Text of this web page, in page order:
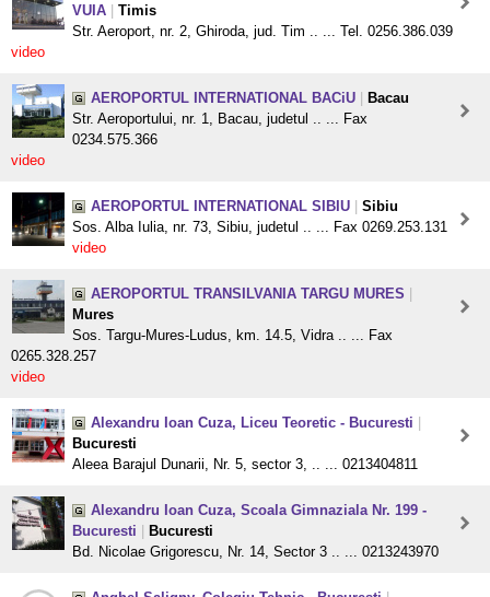
VUIA
Timis
Str. Aeroport, nr. 2, Ghiroda, jud. Tim .. ... Tel. 0256.386.039
video
AEROPORTUL INTERNATIONAL BACiU
Bacau
Str. Aeroportului, nr. 1, Bacau, judetul .. ... Fax
0234.575.366
video
AEROPORTUL INTERNATIONAL SIBIU
Sibiu
Sos. Alba Iulia, nr. 73, Sibiu, judetul .. ... Fax 0269.253.131
video
AEROPORTUL TRANSILVANIA TARGU MURES
Mures
Sos. Targu-Mures-Ludus, km. 14.5, Vidra .. ... Fax
0265.328.257
video
Alexandru Ioan Cuza, Liceu Teoretic - Bucuresti
Bucuresti
Aleea Barajul Dunarii, Nr. 5, sector 3, .. ... 0213404811
Alexandru Ioan Cuza, Scoala Gimnaziala Nr. 199 -
Bucuresti
Bucuresti
Bd. Nicolae Grigorescu, Nr. 14, Sector 3 .. ... 0213243970